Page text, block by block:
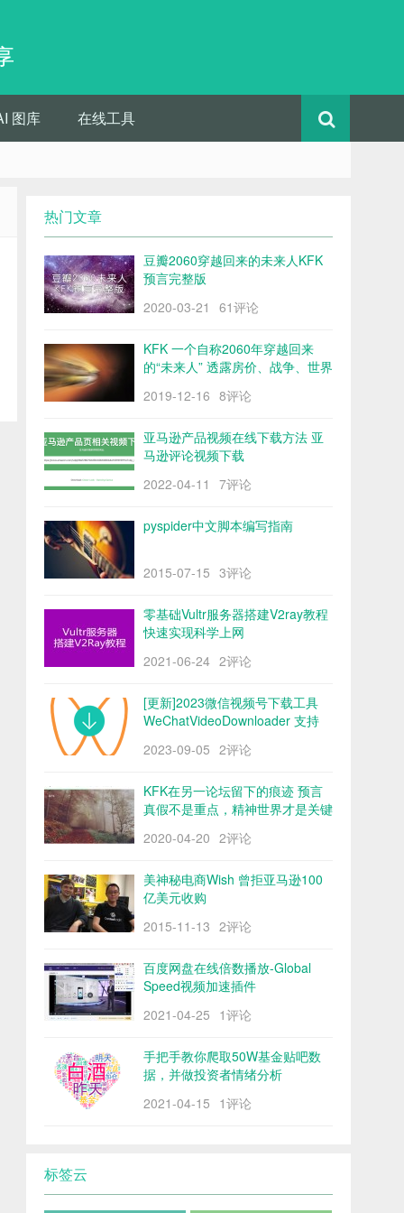
图库 在线工具
热门文章
豆瓣2060穿越回来的未来人KFK
预言完整版
2020-03-21
61评论
KFK 一个自称2060年穿越回来
的“未来人” 透露房价、战争、世界
2019-12-16 8评论
亚马逊产品视频在线下载方法 亚
马逊评论视频下载
2022-04-11
7评论
pyspider中文脚本编写指南
2015-07-15 3评论
零基础Vultr服务器搭建V2ray教程
快速实现科学上网
2021-06-24 2评论
[更新]2023微信视频号下载工具
WeChatVideoDownloader 支持
2023-09-05 2评论
KFK在另一论坛留下的痕迹 预言
真假不是重点，精神世界才是关键
2020-04-20 2评论
美神秘电商Wish 曾拒亚马逊100
亿美元收购
2015-11-13 2评论
百度网盘在线倍数播放-Global
Speed视频加速插件
2021-04-25 1评论
手把手教你爬取50W基金贴吧数
据，并做投资者情绪分析
2021-04-15 1评论
标签云